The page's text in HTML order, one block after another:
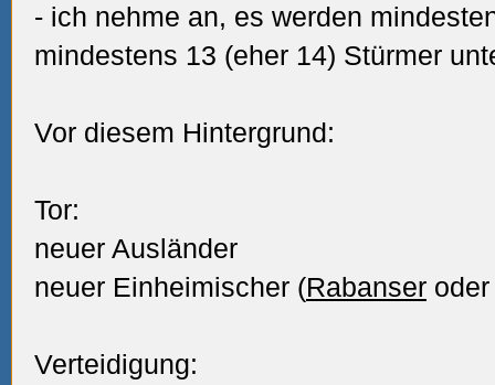
- ich nehme an, es werden
mindestens 13 (eher 14) Stürmer
Vor diesem Hintergrund:
Tor:
neuer Ausländer
neuer Einheimischer (Rabanser
Verteidigung: